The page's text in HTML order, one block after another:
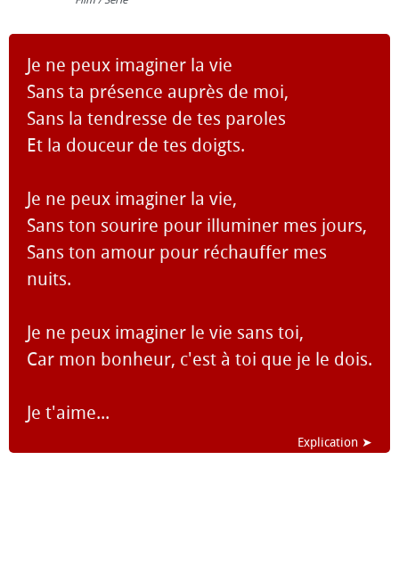
Je ne peux imaginer la vie
Sans ta présence auprès de moi,
Sans la tendresse de tes paroles
Et la douceur de tes doigts.
Je ne peux imaginer la vie,
Sans ton sourire pour illuminer mes jours,
Sans ton amour pour réchauffer mes
nuits.
Je ne peux imaginer le vie sans toi,
Car mon bonheur, c'est à toi que je le dois.
Je t'aime...
Explication ➤